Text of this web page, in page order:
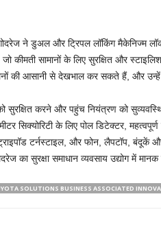
ने डुअल और ट्रिपल लॉकिंग मैकेनिज्म
कीमती सामानों के लिए सुरक्षित और
की आसानी से देखभाल कर सकते हैं, और
सुरक्षित करने और पहुंच नियंत्रण को
सिक्योरिटी के लिए पोल डिटेक्टर,
टर्नस्टाइल, और फोन, लैपटॉप,
का सुरक्षा समाधान व्यवसाय उद्योग में
SOLUTIONS BUSINESS ASSOCIATED